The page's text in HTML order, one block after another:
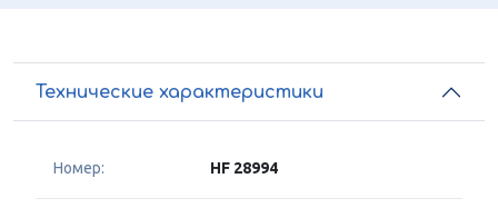
Технические характеристики
Номер: HF 28994